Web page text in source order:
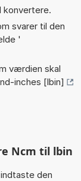
konvertere.
svarer til den
'
værdien skal
inches [lbin]
Ncm til lbin
den